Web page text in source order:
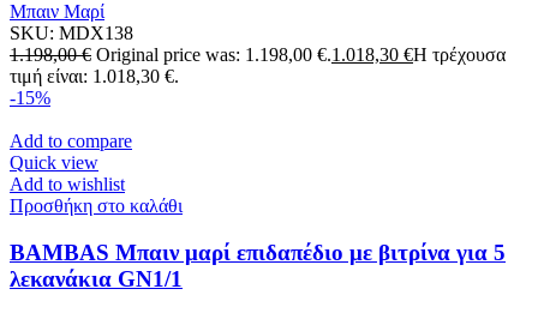
Μπαιν Μαρί
SKU: MDX138
1.198,00€ Original price was: 1.198,00 €.1.018,30 €Η τρέχουσα
τιμή είναι: 1.018,30 €.
-15%
Add to compare
Quick view
Add to wishlist
Προσθήκη στο καλάθι
BAMBAS Μπαιν μαρί επιδαπέδιο με βιτρίνα για 5
λεκανάκια GN1/1